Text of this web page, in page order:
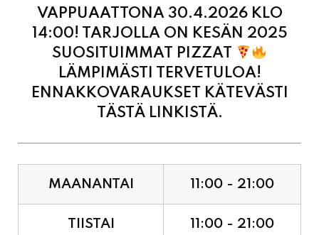
LÄMPIMÄSTI TERVETULOA!
ENNAKKOVARAUKSET KÄTEVÄSTI
TÄSTÄ LINKISTÄ.
TIISTAI 11:00 - 21:00
KESKIVIIKKO 11:00 - 21:00